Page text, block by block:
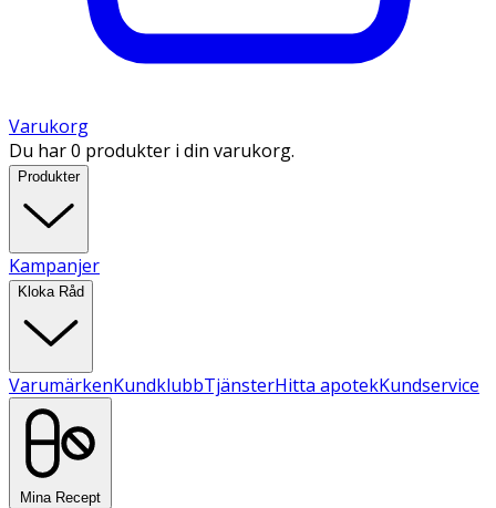
Varukorg
Du har 0 produkter i din varukorg.
Produkter
Kampanjer
Kloka Råd
VarumärkenKundklubbTjänsterHitta apotekKundservice
Mina Recept